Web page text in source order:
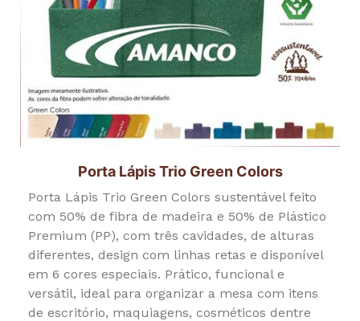
Porta Lápis Trio Green Colors
Porta Lápis Trio Green Colors sustentável feito
com 50% de fibra de madeira e 50% de Plástico
Premium (PP), com três cavidades, de alturas
diferentes, design com linhas retas e disponível
em 6 cores especiais. Prático, funcional e
versátil, ideal para organizar a mesa com itens
de escritório, maquiagens, cosméticos dentre